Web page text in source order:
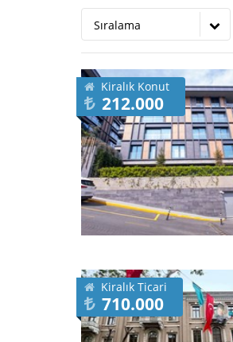
Sıralama
Kiralık Konut
212.000
Kiralık Ticari
710.000